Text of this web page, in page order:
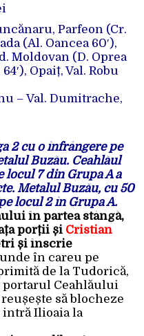
Parfeon (Cr.
(Al. Oancea 60′),
Moldovan (D. Oprea
Opaiț, Val. Robu
– Val. Dumitrache,
2 cu o înfrângere pe
Buzău. Ceahlăul
locul 7 din Grupa A a
Metalul Buzău, cu 50
locul 2 în Grupa A.
în partea stângă,
porții și Cristian
și înscrie
în careu pe
de la Tudorică,
portarul Ceahlăului
să blocheze
intră Ilioaia la